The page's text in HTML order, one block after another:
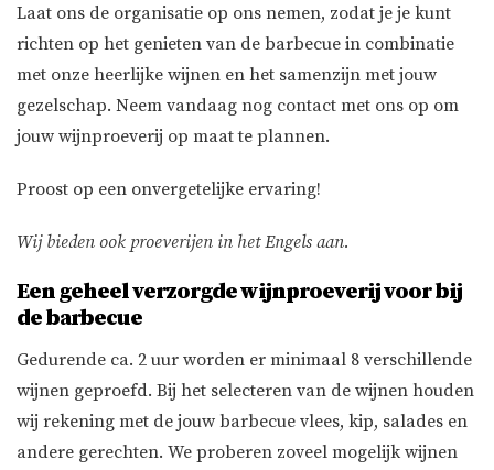
Laat ons de organisatie op ons nemen, zodat je je kunt
richten op het genieten van de barbecue in combinatie
met onze heerlijke wijnen en het samenzijn met jouw
gezelschap. Neem vandaag nog contact met ons op om
jouw wijnproeverij op maat te plannen.
Proost op een onvergetelijke ervaring!
Wij bieden ook proeverijen in het Engels aan.
Een geheel verzorgde wijnproeverij voor bij
de barbecue
Gedurende ca. 2 uur worden er minimaal 8 verschillende
wijnen geproefd. Bij het selecteren van de wijnen houden
wij rekening met de jouw barbecue vlees, kip, salades en
andere gerechten. We proberen zoveel mogelijk wijnen